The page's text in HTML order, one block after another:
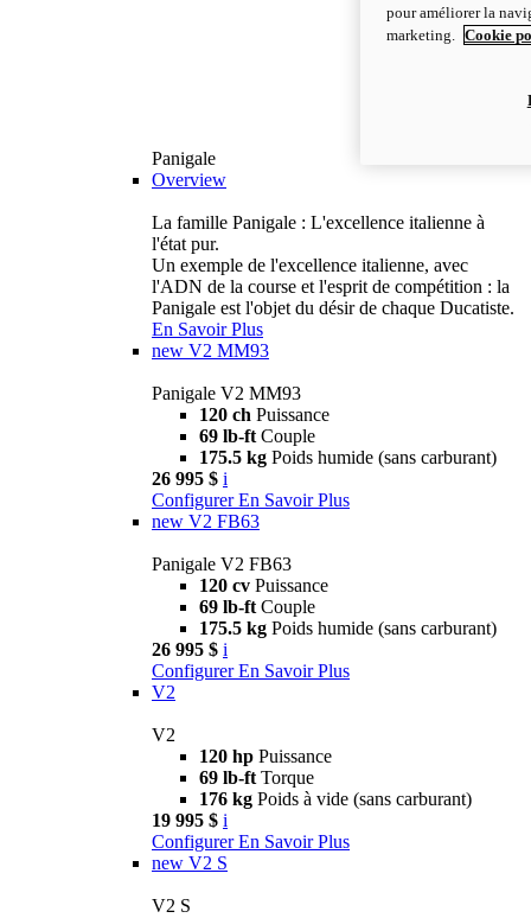
Panigale
Overview
La famille Panigale : L'excellence italienne à
l'état pur.
Un exemple de l'excellence italienne, avec
l'ADN de la course et l'esprit de compétition : la
Panigale est l'objet du désir de chaque Ducatiste.
En Savoir Plus
new V2 MM93
Panigale V2 MM93
120 ch Puissance
69 lb-ft Couple
175.5 kg Poids humide (sans carburant)
26 995 $ i
Configurer En Savoir Plus
new V2 FB63
Panigale V2 FB63
120 cv Puissance
69 lb-ft Couple
175.5 kg Poids humide (sans carburant)
26 995 $ i
Configurer En Savoir Plus
V2
V2
120 hp Puissance
69 lb-ft Torque
176 kg Poids à vide (sans carburant)
19 995 $ i
Configurer En Savoir Plus
new V2 S
V2 S
pour améliorer la
marketing.
Cookie